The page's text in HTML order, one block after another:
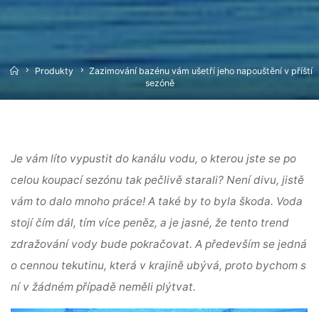
HomeProdukty
Zazimování bazénu vám ušetří jeho napouštění v příští
sezóně
Je vám líto vypustit do kanálu vodu, o kterou jste se po
celou koupací sezónu tak pečlivě starali? Není divu, jistě
vám to dalo mnoho práce! A také by to byla škoda. Voda
stojí čím dál, tím více peněz, a je jasné, že tento trend
zdražování vody bude pokračovat. A především se jedná
o cennou tekutinu, která v krajině ubývá, proto bychom s
ní v žádném případě neměli plýtvat.